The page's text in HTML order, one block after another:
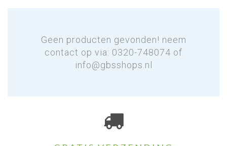
Geen producten gevonden! neem
contact op via: 0320-748074 of
info@gbsshops.nl